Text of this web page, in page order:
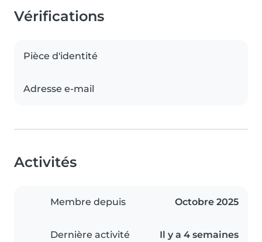
Vérifications
Pièce d'identité
Adresse e-mail
Activités
Membre depuis Octobre 2025
Dernière activité Il y a 4 semaines